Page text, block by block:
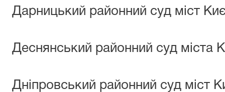
Дарницький районний суд міст
Деснянський районний суд міста
Дніпровський районний суд міст